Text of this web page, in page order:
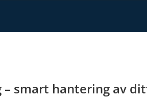
smart hantering av